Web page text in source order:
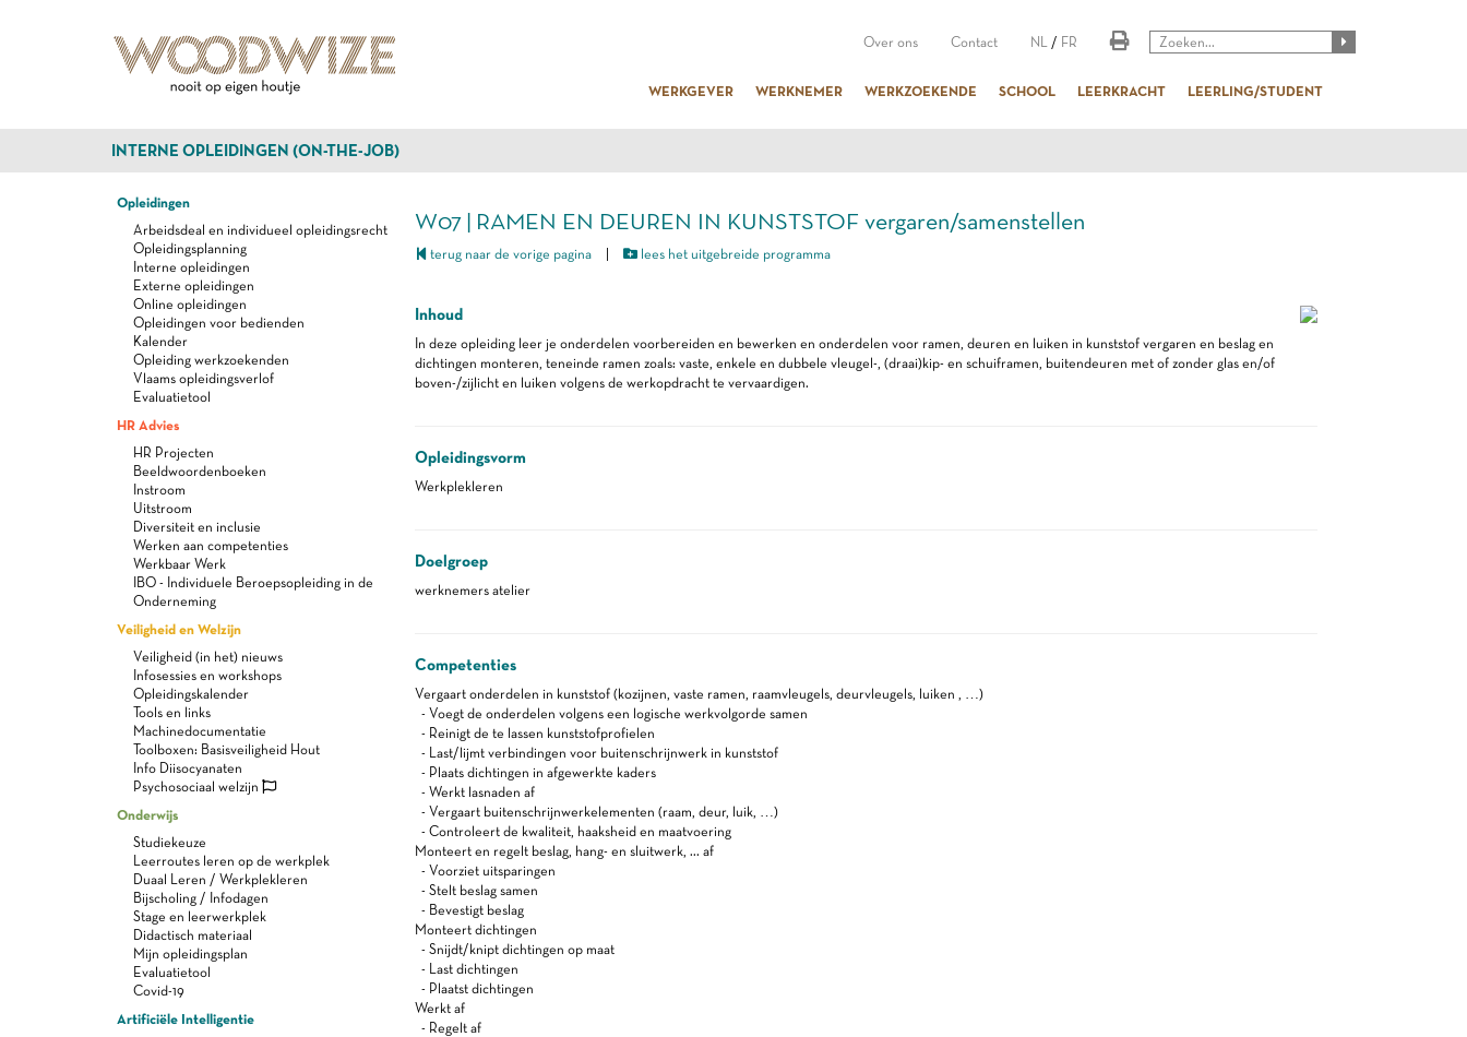
Over ons Contact NL / FR
WERKGEVER WERKNEMER WERKZOEKENDE SCHOOL LEERKRACHT LEERLING/STUDENT
INTERNE OPLEIDINGEN (ON-THE-JOB)
Opleidingen
Arbeidsdeal en individueel opleidingsrecht
Opleidingsplanning
Interne opleidingen
Externe opleidingen
Online opleidingen
Opleidingen voor bedienden
Kalender
Opleiding werkzoekenden
Vlaams opleidingsverlof
Evaluatietool
HR Advies
HR Projecten
Beeldwoordenboeken
Instroom
Uitstroom
Diversiteit en inclusie
Werken aan competenties
Werkbaar Werk
IBO - Individuele Beroepsopleiding in de
Onderneming
Veiligheid en Welzijn
Veiligheid (in het) nieuws
Infosessies en workshops
Opleidingskalender
Tools en links
Machinedocumentatie
Toolboxen: Basisveiligheid Hout
Info Diisocyanaten
Psychosociaal welzijn
Onderwijs
Studiekeuze
Leerroutes leren op de werkplek
Duaal Leren / Werkplekleren
Bijscholing / Infodagen
Stage en leerwerkplek
Didactisch materiaal
Mijn opleidingsplan
Evaluatietool
Covid-19
Artificiële Intelligentie
W07 | RAMEN EN DEUREN IN KUNSTSTOF vergaren/samenstellen
terug naar de vorige pagina| lees het uitgebreide programma
Inhoud
In deze opleiding leer je onderdelen voorbereiden en bewerken en onderdelen voor ramen, deuren en luiken in kunststof vergaren en beslag en
dichtingen monteren, teneinde ramen zoals: vaste, enkele en dubbele vleugel-, (draai)kip- en schuiframen, buitendeuren met of zonder glas en/of
boven-/zijlicht en luiken volgens de werkopdracht te vervaardigen.
Opleidingsvorm
Werkplekleren
Doelgroep
werknemers atelier
Competenties
Vergaart onderdelen in kunststof (kozijnen, vaste ramen, raamvleugels, deurvleugels, luiken , …)
- Voegt de onderdelen volgens een logische werkvolgorde samen
- Reinigt de te lassen kunststofprofielen
- Last/lijmt verbindingen voor buitenschrijnwerk in kunststof
- Plaats dichtingen in afgewerkte kaders
- Werkt lasnaden af
- Vergaart buitenschrijnwerkelementen (raam, deur, luik, …)
- Controleert de kwaliteit, haaksheid en maatvoering
Monteert en regelt beslag, hang- en sluitwerk, ... af
- Voorziet uitsparingen
- Stelt beslag samen
- Bevestigt beslag
Monteert dichtingen
- Snijdt/knipt dichtingen op maat
- Last dichtingen
- Plaatst dichtingen
Werkt af
- Regelt af